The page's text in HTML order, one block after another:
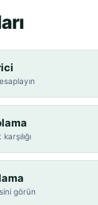
görün